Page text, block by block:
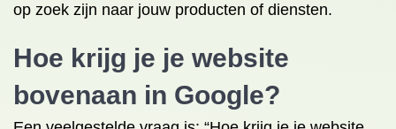
op zoek zijn naar jouw producten of diensten.
Hoe krijg je je website
bovenaan in Google?